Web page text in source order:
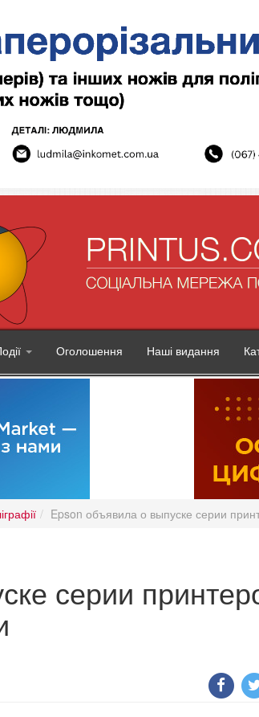
Оголошення Наші видання
Epson объявила о выпуске серии
серии